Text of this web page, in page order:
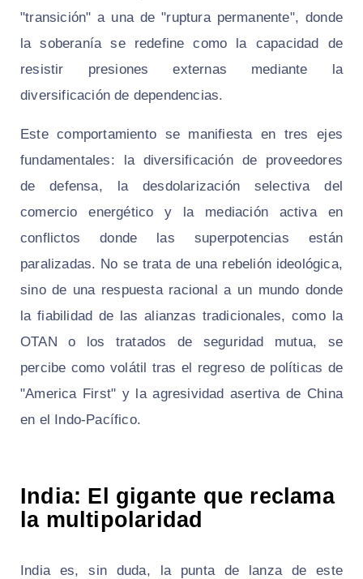
"transición" a una de "ruptura permanente", donde
la soberanía se redefine como la capacidad de
resistir presiones externas mediante la
diversificación de dependencias.
Este comportamiento se manifiesta en tres ejes
fundamentales: la diversificación de proveedores
de defensa, la desdolarización selectiva del
comercio energético y la mediación activa en
conflictos donde las superpotencias están
paralizadas. No se trata de una rebelión ideológica,
sino de una respuesta racional a un mundo donde
la fiabilidad de las alianzas tradicionales, como la
OTAN o los tratados de seguridad mutua, se
percibe como volátil tras el regreso de políticas de
"America First" y la agresividad asertiva de China
en el Indo-Pacífico.
India: El gigante que reclama
la multipolaridad
India es, sin duda, la punta de lanza de este